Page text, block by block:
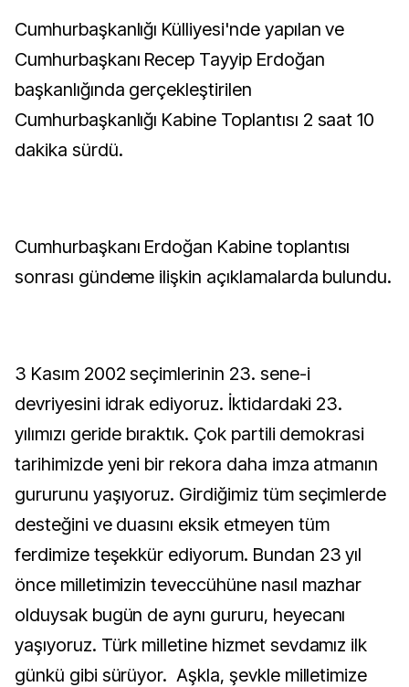
Cumhurbaşkanlığı Külliyesi'nde yapılan ve
Cumhurbaşkanı Recep Tayyip Erdoğan
başkanlığında gerçekleştirilen
Cumhurbaşkanlığı Kabine Toplantısı 2 saat 10
dakika sürdü.
Cumhurbaşkanı Erdoğan Kabine toplantısı
sonrası gündeme ilişkin açıklamalarda bulundu.
3 Kasım 2002 seçimlerinin 23. sene-i
devriyesini idrak ediyoruz. İktidardaki 23.
yılımızı geride bıraktık. Çok partili demokrasi
tarihimizde yeni bir rekora daha imza atmanın
gururunu yaşıyoruz. Girdiğimiz tüm seçimlerde
desteğini ve duasını eksik etmeyen tüm
ferdimize teşekkür ediyorum. Bundan 23 yıl
önce milletimizin teveccühüne nasıl mazhar
olduysak bugün de aynı gururu, heyecanı
yaşıyoruz. Türk milletine hizmet sevdamız ilk
günkü gibi sürüyor. Aşkla, şevkle milletimize